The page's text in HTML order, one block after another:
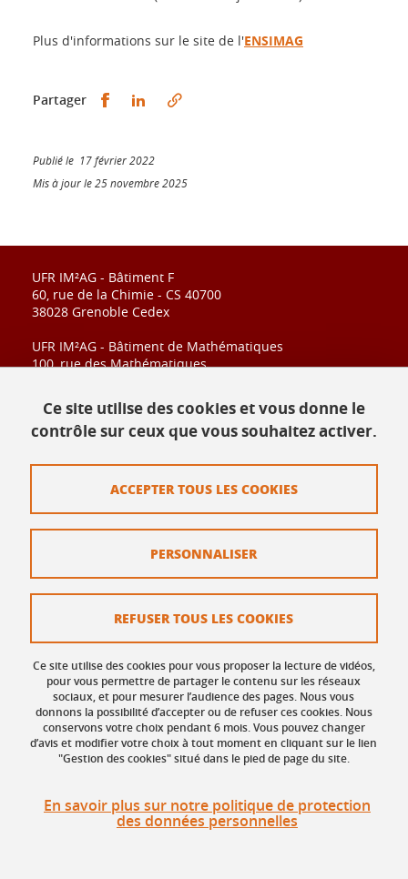
Plus d'informations sur le site de l'ENSIMAG
Partager Partager sur Facebook
Partager sur LinkedIn
Publié le 17 février 2022
Mis à jour le 25 novembre 2025
UFR IM²AG - Bâtiment F
60, rue de la Chimie - CS 40700
38028 Grenoble Cedex
UFR IM²AG - Bâtiment de Mathématiques
100, rue des Mathématiques
38028 Grenoble Cedex
Contact
Mentions légales
Politique des Cookies
Gestion des cookies
Accessibilité : non conforme
Ce site utilise des cookies et vous donne le
contrôle sur ceux que vous souhaitez activer.
Ce site utilise des cookies pour vous proposer la lecture de vidéos,
pour vous permettre de partager le contenu sur les réseaux
sociaux, et pour mesurer l’audience des pages. Nous vous
donnons la possibilité d’accepter ou de refuser ces cookies. Nous
conservons votre choix pendant 6 mois. Vous pouvez changer
d’avis et modifier votre choix à tout moment en cliquant sur le lien
"Gestion des cookies" situé dans le pied de page du site.
En savoir plus sur notre politique de protection
des données personnelles
ACCEPTER TOUS LES COOKIES
REFUSER TOUS LES COOKIES
PERSONNALISER